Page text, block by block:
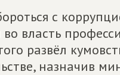
с
во власть
развёл
назначив